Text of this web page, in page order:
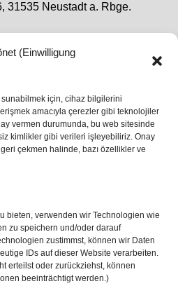
(Einwilligung
için, cihaz bilgilerini
amacıyla çerezler gibi teknolojiler
vermen durumunda, bu web sitesinde
kimlikler gibi verileri işleyebiliriz. Onay
çekmen halinde, bazı özellikler ve
bieten, verwenden wir Technologien wie
zu speichern und/oder darauf
zustimmst, können wir Daten
IDs auf dieser Website verarbeiten.
erteilst oder zurückziehst, können
beeinträchtigt werden.)
31535 Neustadt a. Rbge.
Ligi Finali: Freiburg ve Aston
Tarih Yazmaya Hazırlanıyor